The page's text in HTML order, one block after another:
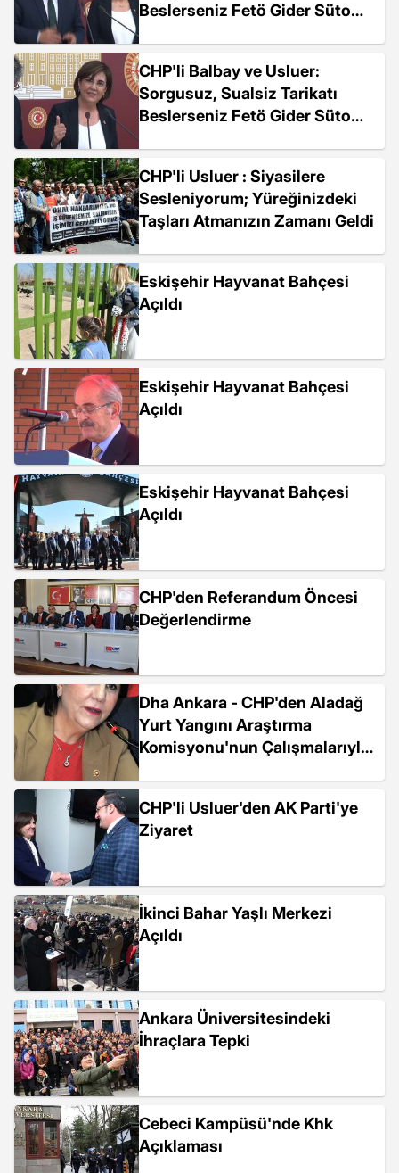
Beslerseniz Fetö Gider Süto
CHP'li Balbay ve Usluer:
Sorgusuz, Sualsiz Tarikatı
Beslerseniz Fetö Gider Süto
CHP'li Usluer : Siyasilere
Sesleniyorum; Yüreğinizdeki
Taşları Atmanızın Zamanı Geldi
Eskişehir Hayvanat Bahçesi
Açıldı
Eskişehir Hayvanat Bahçesi
Açıldı
Eskişehir Hayvanat Bahçesi
Açıldı
CHP'den Referandum Öncesi
Değerlendirme
Dha Ankara - CHP'den Aladağ
Yurt Yangını Araştırma
Komisyonu'nun Çalışmalarıyla
CHP'li Usluer'den AK Parti'ye
Ziyaret
İkinci Bahar Yaşlı Merkezi
Açıldı
Ankara Üniversitesindeki
İhraçlara Tepki
Cebeci Kampüsü'nde Khk
Açıklaması